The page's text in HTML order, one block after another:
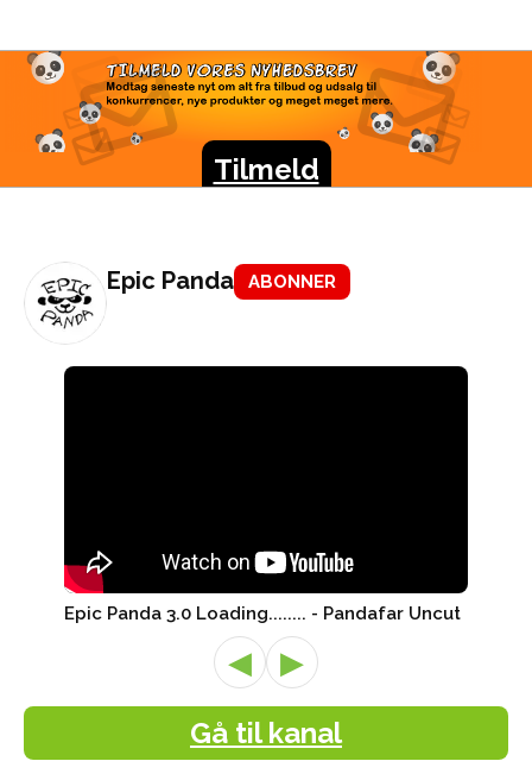
TILMELD VORES
NYHEDSBREV
Modtag seneste nyt om alt fra tilbud og udsalg til
konkurrencer, nye produkter og meget meget mere.
Tilmeld
Epic Panda ABONNER
Epic Panda 3.0 Loading........ - Pandafar Uncut
◀ ▶
Gå til kanal